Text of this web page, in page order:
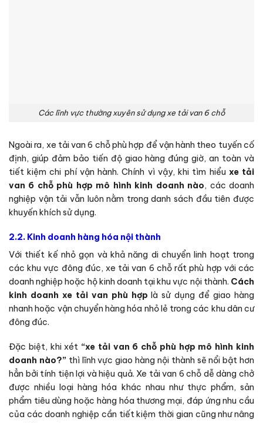
Các lĩnh vực thường xuyên sử dụng xe tải van 6 chỗ
Ngoài ra, xe tải van 6 chỗ phù hợp để vận hành theo tuyến cố
định, giúp đảm bảo tiến độ giao hàng đúng giờ, an toàn và
tiết kiệm chi phí vận hành. Chính vì vậy, khi tìm hiểu xe tải
van 6 chỗ phù hợp mô hình kinh doanh nào, các doanh
nghiệp vận tải vẫn luôn nằm trong danh sách đầu tiên được
khuyến khích sử dụng.
2.2. Kinh doanh hàng hóa nội thành
Với thiết kế nhỏ gọn và khả năng di chuyển linh hoạt trong
các khu vực đông đúc, xe tải van 6 chỗ rất phù hợp với các
doanh nghiệp hoặc hộ kinh doanh tại khu vực nội thành. Cách
kinh doanh xe tải van phù hợp là sử dụng để giao hàng
nhanh hoặc vận chuyển hàng hóa nhỏ lẻ trong các khu dân cư
đông đúc.
Đặc biệt, khi xét “xe tải van 6 chỗ phù hợp mô hình kinh
doanh nào?”thì lĩnh vực giao hàng nội thành sẽ nổi bật hơn
hẳn bởi tính tiện lợi và hiệu quả. Xe tải van 6 chỗ dễ dàng chở
được nhiều loại hàng hóa khác nhau như thực phẩm, sản
phẩm tiêu dùng hoặc hàng hóa thương mại, đáp ứng nhu cầu
của các doanh nghiệp cần tiết kiệm thời gian cũng như nâng